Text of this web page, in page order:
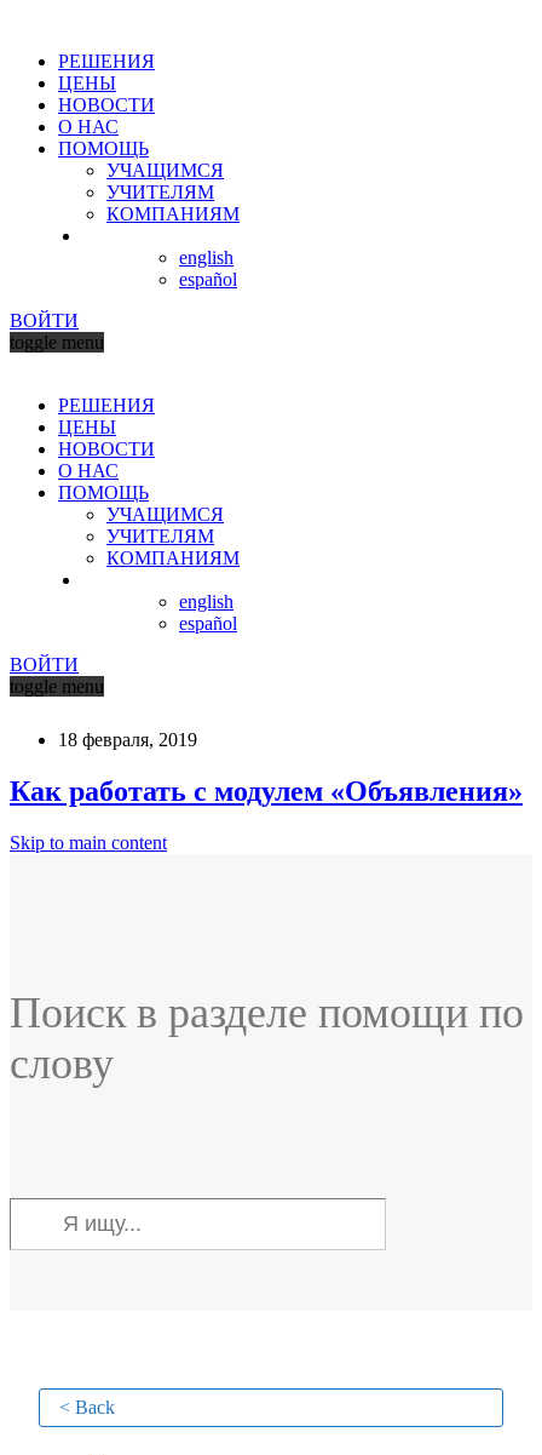
РЕШЕНИЯ
ЦЕНЫ
НОВОСТИ
О НАС
ПОМОЩЬ
УЧАЩИМСЯ
УЧИТЕЛЯМ
КОМПАНИЯМ
english
español
ВОЙТИ
toggle menu
РЕШЕНИЯ
ЦЕНЫ
НОВОСТИ
О НАС
ПОМОЩЬ
УЧАЩИМСЯ
УЧИТЕЛЯМ
КОМПАНИЯМ
english
español
ВОЙТИ
toggle menu
18 февраля, 2019
Как работать с модулем «Объявления»
Skip to main content
Поиск в разделе помощи по
слову
< Back